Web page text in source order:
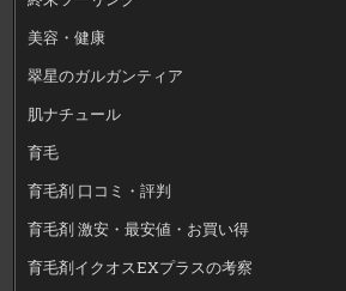
美容・健康
翠星のガルガンティア
肌ナチュール
育毛
育毛剤 口コミ・評判
育毛剤 激安・最安値・お買い得
育毛剤イクオスEXプラスの考察